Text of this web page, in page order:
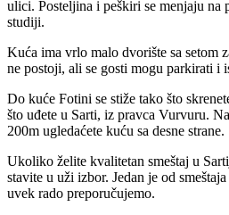
ulici. Posteljina i peškiri se menjaju na
studiji.
Kuća ima vrlo malo dvorište sa setom
ne postoji, ali se gosti mogu parkirati i
Do kuće Fotini se stiže tako što
što uđete u Sarti, iz pravca Vurvuru.
200m ugledaćete kuću sa desne strane.
Ukoliko želite kvalitetan smeštaj u
stavite u uži izbor. Jedan je od
uvek rado preporučujemo.